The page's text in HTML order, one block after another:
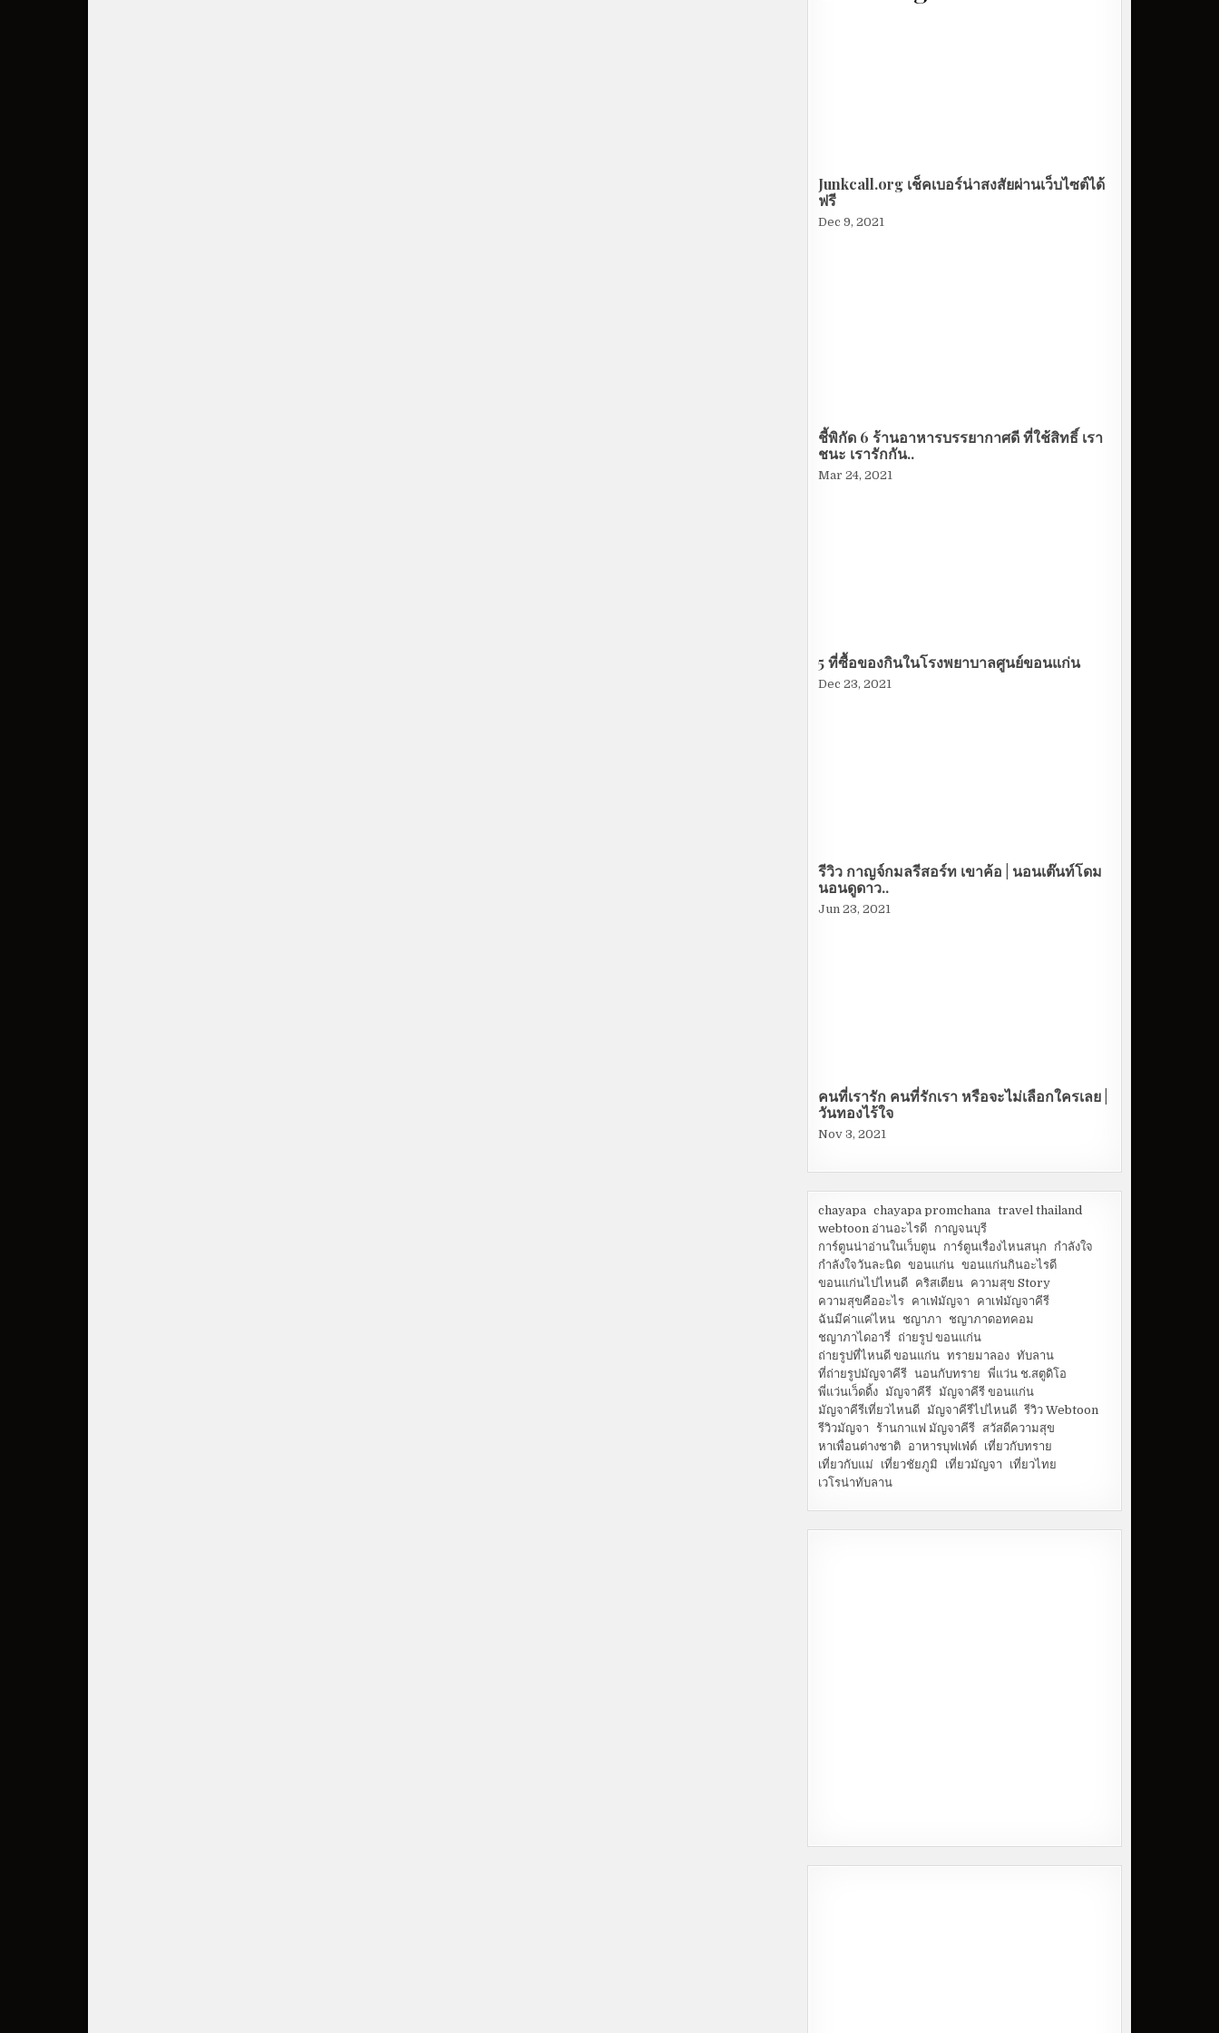
Junkcall.org เช็คเบอร์น่าสงสัยผ่านเว็บไซต์ได้
ฟรี
Dec 9, 2021
ชี้พิกัด 6 ร้านอาหารบรรยากาศดี ที่ใช้สิทธิ์ เรา
ชนะ เรารักกัน..
Mar 24, 2021
5 ที่ซื้อของกินในโรงพยาบาลศูนย์ขอนแก่น
Dec 23, 2021
รีวิว กาญจ์กมลรีสอร์ท เขาค้อ | นอนเต๊นท์โดม
นอนดูดาว..
Jun 23, 2021
คนที่เรารัก คนที่รักเรา หรือจะไม่เลือกใครเลย |
วันทองไร้ใจ
Nov 3, 2021
chayapa chayapa promchana travel thailand
webtoon อ่านอะไรดี
กาญจนบุรี
การ์ตูนน่าอ่านในเว็บตูน
การ์ตูนเรื่องไหนสนุก
กำลังใจ
กำลังใจวันละนิด ขอนแก่น ขอนแก่นกินอะไรดี
ขอนแก่นไปไหนดี
คริสเตียน
ความสุข Story
ความสุขคืออะไร
คาเฟ่มัญจา
คาเฟ่มัญจาคีรี
ฉันมีค่าแค่ไหน
ชญาภา
ชญาภาดอทคอม
ชญาภาไดอารี่
ถ่ายรูป ขอนแก่น
ถ่ายรูปที่ไหนดี ขอนแก่น ทรายมาลอง ทับลาน
ที่ถ่ายรูปมัญจาคีรี นอนกับทราย พี่แว่น ช.สตูดิโอ
พี่แว่นเว็ดดิ้ง มัญจาคีรี มัญจาคีรี ขอนแก่น
มัญจาคีรีเที่ยวไหนดี มัญจาคีรีไปไหนดี รีวิว Webtoon
รีวิวมัญจา ร้านกาแฟ มัญจาคีรี
สวัสดีความสุข
หาเพื่อนต่างชาติ
อาหารบุฟเฟ่ต์
เที่ยวกับทราย
เที่ยวกับแม่
เที่ยวชัยภูมิ เที่ยวมัญจา
เที่ยวไทย
เวโรน่าทับลาน